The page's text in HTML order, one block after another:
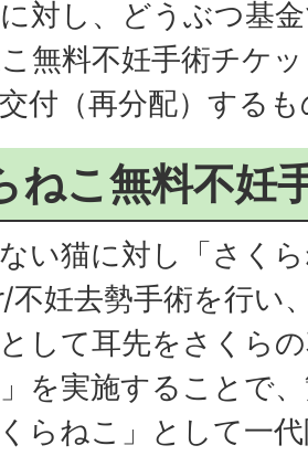
対し、どうぶつ基
無料不妊手術チケ
付（再分配）する
ねこ無料不妊
い猫に対し「さく
不妊去勢手術を行い
して耳先をさくら
を実施することで
らねこ」として一